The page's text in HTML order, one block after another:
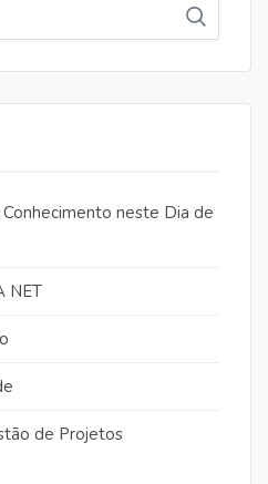
neste Dia de
NET
de Projetos